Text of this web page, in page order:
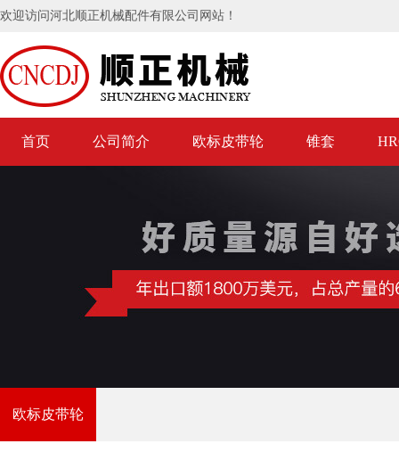
欢迎访问河北顺正机械配件有限公司网站！
首页 公司简介 欧标皮带轮 锥套
欧标皮带轮